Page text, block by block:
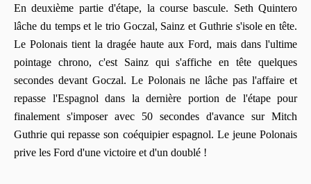
En deuxième partie d'étape, la course bascule. Seth Quintero
lâche du temps et le trio Goczal, Sainz et Guthrie s'isole en tête.
Le Polonais tient la dragée haute aux Ford, mais dans l'ultime
pointage chrono, c'est Sainz qui s'affiche en tête quelques
secondes devant Goczal. Le Polonais ne lâche pas l'affaire et
repasse l'Espagnol dans la dernière portion de l'étape pour
finalement s'imposer avec 50 secondes d'avance sur Mitch
Guthrie qui repasse son coéquipier espagnol. Le jeune Polonais
prive les Ford d'une victoire et d'un doublé !